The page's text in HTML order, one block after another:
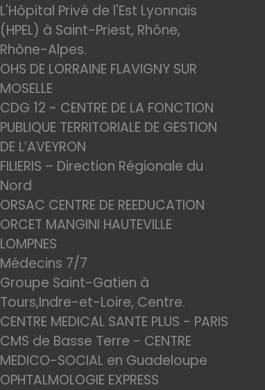
L'Hôpital Privé de l'Est Lyonnais
(HPEL) à Saint-Priest, Rhône,
Rhône-Alpes.
OHS DE LORRAINE FLAVIGNY SUR
MOSELLE
CDG 12 - CENTRE DE LA FONCTION
PUBLIQUE TERRITORIALE DE GESTION
DE L’AVEYRON
FILIERIS – Direction Régionale du
Nord
ORSAC CENTRE DE REEDUCATION
ORCET MANGINI HAUTEVILLE
LOMPNES
Médecins 7/7
Groupe Saint-Gatien à
Tours,Indre-et-Loire, Centre.
CENTRE MEDICAL SANTE PLUS - PARIS
CMS de Basse Terre - CENTRE
MEDICO-SOCIAL en Guadeloupe
OPHTALMOLOGIE EXPRESS